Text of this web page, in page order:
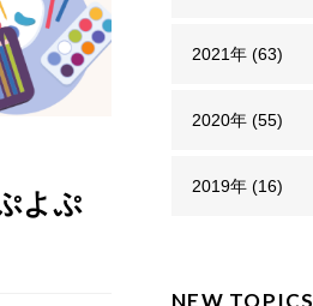
よぷ
2021年 (63)
2020年 (55)
2019年 (16)
NEW TOPICS